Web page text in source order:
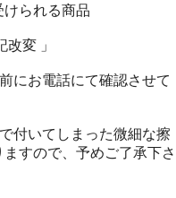
けられる商品
変 」
にお電話にて確認させて
付いてしまった微細な擦
すので、予めご了承下さ